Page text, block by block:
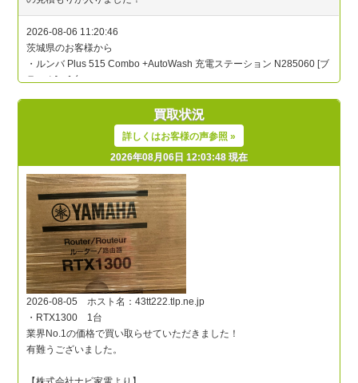
買取状況
詳しくはお客様の声参照 »
2026年08月06日 12:03:48 現在